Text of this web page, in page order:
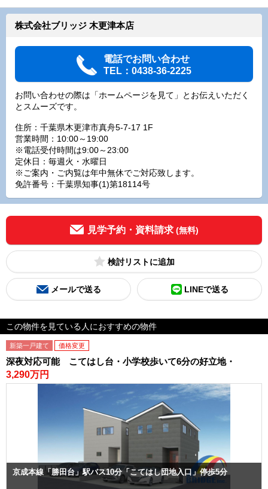
株式会社ブリッジ 木更津本店
電話でお問い合わせ
TEL：0438-36-2225
お問い合わせの際は「ホームページを見て」とお伝えいただく
とスムーズです。
住所：千葉県木更津市真舟5-7-17 1F
営業時間：10:00～19:00
※電話受付時間は9:00～23:00
定休日：毎週火・水曜日
※ご案内・ご内覧は年中無休でご対応致します。
免許番号：千葉県知事(1)第18114号
見学予約・資料請求 (無料)
検討リスト
メールで送る LINEで送る
この物件を見ている人におすすめの物件
新築一戸建て 価格変更
深夜対応可能 こてはし台・小学校歩いて6分の好立地・
3,290万円
京成本線「勝田台」駅バス10分「こてはし団地入口」停歩5分